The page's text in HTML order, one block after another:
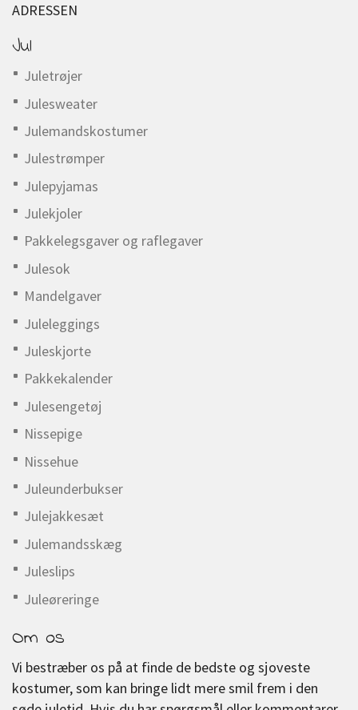
ADRESSEN
Jul
Juletrøjer
Julesweater
Julemandskostumer
Julestrømper
Julepyjamas
Julekjoler
Pakkelegsgaver og raflegaver
Julesok
Mandelgaver
Juleleggings
Juleskjorte
Pakkekalender
Julesengetøj
Nissepige
Nissehue
Juleunderbukser
Julejakkesæt
Julemandsskæg
Juleslips
Juleøreringe
Om os
Vi bestræber os på at finde de bedste og sjoveste
kostumer, som kan bringe lidt mere smil frem i den